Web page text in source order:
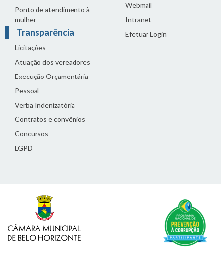
Ponto de atendimento à
mulher
Transparência
Licitações
Atuação dos vereadores
Execução Orçamentária
Pessoal
Verba Indenizatória
Contratos e convênios
Concursos
LGPD
Webmail
Intranet
Efetuar Login